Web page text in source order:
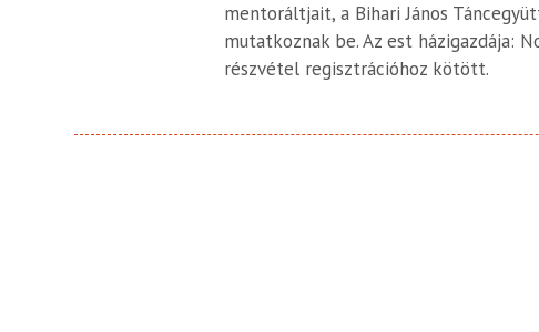
mentoráltjait, a Bihari János
mutatkoznak be. Az est házigazdája:
részvétel regisztrációhoz kötött.